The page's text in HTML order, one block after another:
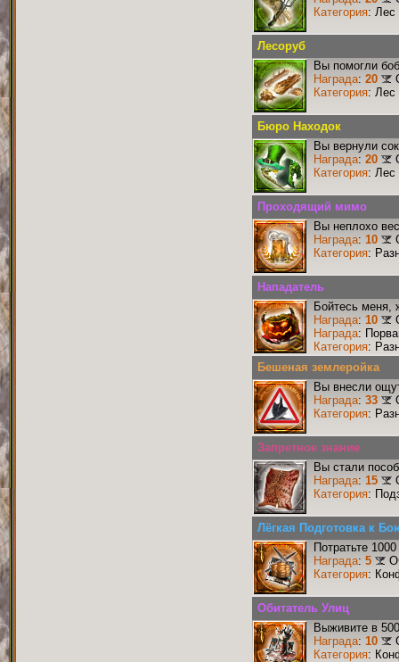
Категория: Лес
Лесоруб
Вы помогли
Награда: 20
Категория: Лес
Бюро Находок
Вы вернули
Награда: 20
Категория: Лес
Проходящий мимо
Вы неплохо
Награда: 10
Категория:
Нападатель
Бойтесь меня,
Награда: 10
Награда:
Категория:
Бешеная землеройка
Вы внесли
Награда: 33
Категория:
Запретное знание
Вы стали
Награда: 15
Категория:
Лёгкая Подготовка к
Потратьте
Награда: 5
Категория:
Обитатель Улиц
Выживите в
Награда: 10
Категория: